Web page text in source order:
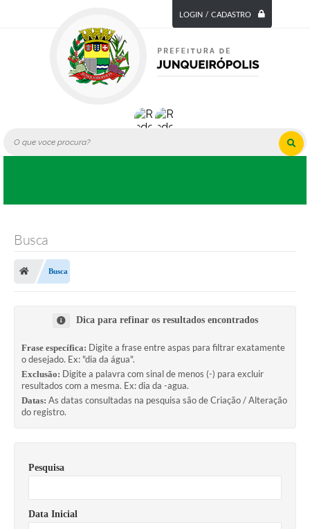
LOGIN / CADASTRO
Busca
Busca
Dica para refinar os resultados encontrados
Frase específica: Digite a frase entre aspas para filtrar exatamente
o desejado. Ex: "dia da água".
Exclusão: Digite a palavra com sinal de menos (-) para excluir
resultados com a mesma. Ex: dia da -agua.
Datas: As datas consultadas na pesquisa são de Criação / Alteração
do registro.
Pesquisa
Data Inicial